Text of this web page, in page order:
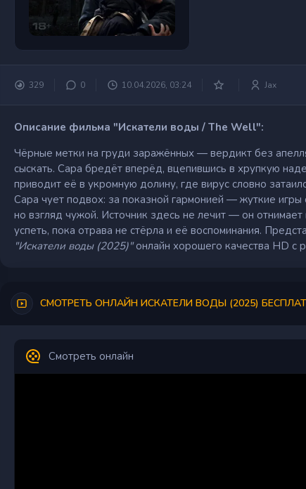
329 0 10.04.2026, 03:24 Jax
Описание фильма "Искатели воды / The Well":
Чёрные метки на груди заражённых — вердикт без
сыскать. Сара бредёт вперёд, вцепившись в хрупкую
приводит её в укромную долину, где вирус словно
Сара чует подвох: за показной гармонией — жуткие
но взгляд чужой. Источник здесь не лечит — он
успеть, пока отрава не стёрла и её воспоминания.
"Искатели воды (2025)"онлайн хорошего качества HD с
СМОТРЕТЬ ОНЛАЙН ИСКАТЕЛИ ВОДЫ (2025)
Смотреть онлайн